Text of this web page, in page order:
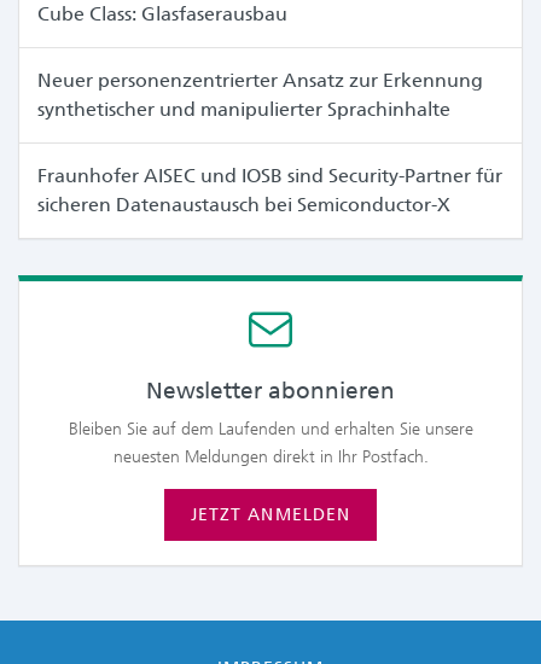
Cube Class: Glasfaserausbau
Neuer personenzentrierter Ansatz zur Erkennung
synthetischer und manipulierter Sprachinhalte
Fraunhofer AISEC und IOSB sind Security-Partner für
sicheren Datenaustausch bei Semiconductor-X
Newsletter abonnieren
Bleiben Sie auf dem Laufenden und erhalten Sie unsere
neuesten Meldungen direkt in Ihr Postfach.
JETZT ANMELDEN